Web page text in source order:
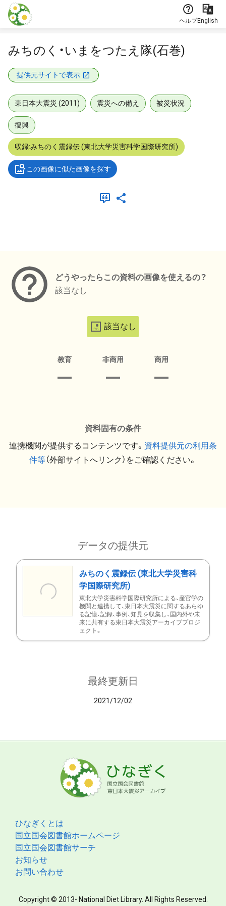
本文に飛ぶ
ヘルプEnglish
みちのく・いまをつたえ隊(石巻)
提供元サイトで表示
東日本大震災 (2011) 震災への備え 被災状況
復興
収録:みちのく震録伝 (東北大学災害科学国際研究所)
この画像に似た画像を探す
どうやったらこの資料の画像を使えるの？
該当なし
該当なし
教育 非商用 商用
資料固有の条件
連携機関が提供するコンテンツです。 資料提供元の利用条
件等（外部サイトへリンク）をご確認ください。
データの提供元
みちのく震録伝 (東北大学災害科
学国際研究所)
東北大学災害科学国際研究所による、産官学の
機関と連携して、東日本大震災に関するあらゆ
る記憶、記録、事例、知見を収集し、国内外や未
来に共有する東日本大震災アーカイブプロジ
ェクト。
最終更新日
2021/12/02
ひなぎくとは
国立国会図書館ホームページ
国立国会図書館サーチ
お知らせ
お問い合わせ
Copyright © 2013- National Diet Library. All Rights Reserved.